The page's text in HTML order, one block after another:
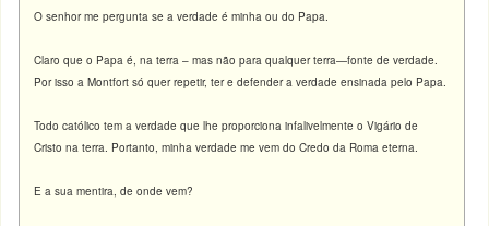
O senhor me pergunta se a verdade é minha ou do Papa.
Claro que o Papa é, na terra – mas não para qualquer terra—fonte de verdade.
Por isso a Montfort só quer repetir, ter e defender a verdade ensinada pelo Papa.
Todo católico tem a verdade que lhe proporciona infalivelmente o Vigário de
Cristo na terra. Portanto, minha verdade me vem do Credo da Roma eterna.
E a sua mentira, de onde vem?